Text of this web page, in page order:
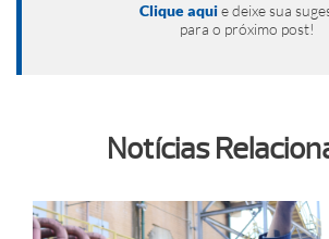
Clique aquie deixe sua
para o próximo post!
Notícias